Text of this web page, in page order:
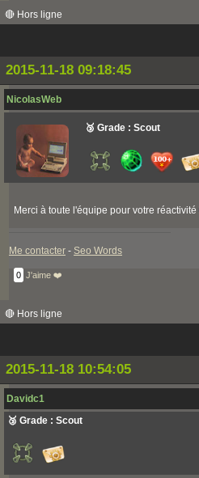
🔴 Hors ligne
2015-11-18 09:18:45
NicolasWeb
🥉 Grade : Scout
Merci à toute l'équipe pour votre réactivité
Me contacter - Seo Words
0 J'aime ❤️
🔴 Hors ligne
2015-11-18 10:54:05
Davidc1
🥉 Grade : Scout